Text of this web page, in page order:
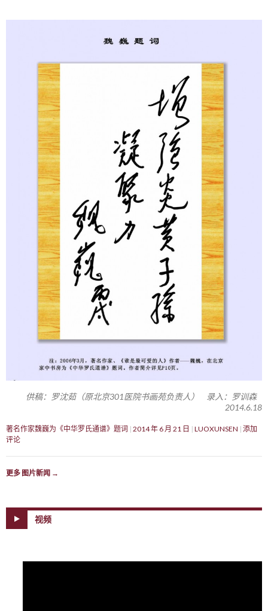
供稿：罗沈茹（原北京301医院书画苑负责人） 录入：罗训森
2014.6.18
著名作家魏巍为《中华罗氏通谱》题词 2014 年 6 月 21 日 LUOXUNSEN 添加
评论
更多 图片新闻 →
视频